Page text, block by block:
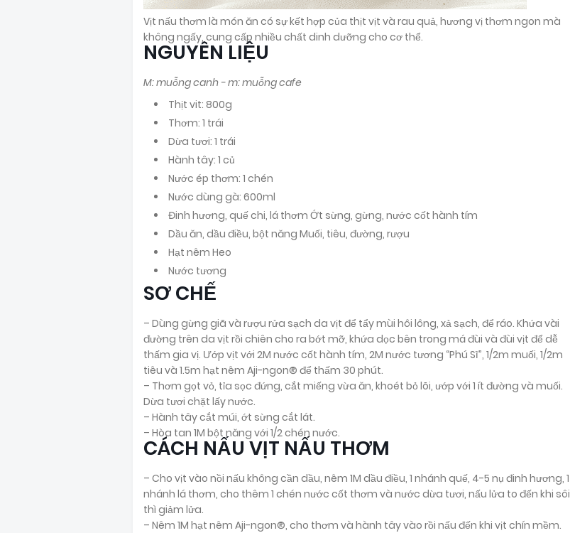
Vịt nấu thơm là món ăn có sự kết hợp của thịt vịt và rau quả, hương vị thơm ngon mà
không ngấy, cung cấp nhiều chất dinh dưỡng cho cơ thể.
NGUYÊN LIỆU
M: muỗng canh - m: muỗng cafe
Thịt vit: 800g
Thơm: 1 trái
Dừa tươi: 1 trái
Hành tây: 1 củ
Nước ép thơm: 1 chén
Nước dùng gà: 600ml
Đinh hương, quế chi, lá thơm Ớt sừng, gừng, nước cốt hành tím
Dầu ăn, dầu điều, bột năng Muối, tiêu, đường, rượu
Hạt nêm Heo
Nước tương
SƠ CHẾ
– Dùng gừng giã và rượu rửa sạch da vịt để tẩy mùi hôi lông, xả sạch, để ráo. Khứa vài
đường trên da vịt rồi chiên cho ra bớt mỡ, khứa dọc bên trong má đùi và đùi vịt để dễ
thấm gia vị. Ướp vịt với 2M nước cốt hành tím, 2M nước tương “Phú Sĩ”, 1/2m muối, 1/2m
tiêu và 1.5m hạt nêm Aji-ngon® để thấm 30 phút.
– Thơm gọt vỏ, tỉa sọc đứng, cắt miếng vừa ăn, khoét bỏ lõi, ướp với 1 ít đường và muối.
Dừa tươi chặt lấy nước.
– Hành tây cắt múi, ớt sừng cắt lát.
– Hòa tan 1M bột năng với 1/2 chén nước.
CÁCH NẤU VỊT NẤU THƠM
– Cho vịt vào nồi nấu không cần dầu, nêm 1M dầu điều, 1 nhánh quế, 4-5 nụ đinh hương, 1
nhánh lá thơm, cho thêm 1 chén nước cốt thơm và nước dừa tươi, nấu lửa to đến khi sôi
thì giảm lửa.
– Nêm 1M hạt nêm Aji-ngon®, cho thơm và hành tây vào rồi nấu đến khi vịt chín mềm.